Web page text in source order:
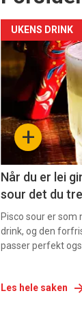
+
UKENS DRINK
Når du er lei
sour det du
Pisco sour er
drink, og den
passer perfekt
Les hele saken